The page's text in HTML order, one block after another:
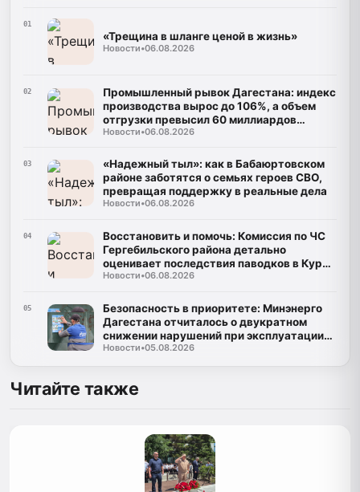
01
«Трещина в шланге ценой в жизнь»
Новости•06.08.2026
02
Промышленный рывок Дагестана: индекс
производства вырос до 106%, а объем
отгрузки превысил 60 миллиардов
рублей
Новости•06.08.2026
03
«Надежный тыл»: как в Бабаюртовском
районе заботятся о семьях героев СВО,
превращая поддержку в реальные дела
Новости•06.08.2026
04
Восстановить и помочь: Комиссия по ЧС
Гергебильского района детально
оценивает последствия паводков в Курми
и Хвартикуни
Новости•06.08.2026
05
Безопасность в приоритете: Минэнерго
Дагестана отчиталось о двукратном
снижении нарушений при эксплуатации
газа
Новости•05.08.2026
Читайте также